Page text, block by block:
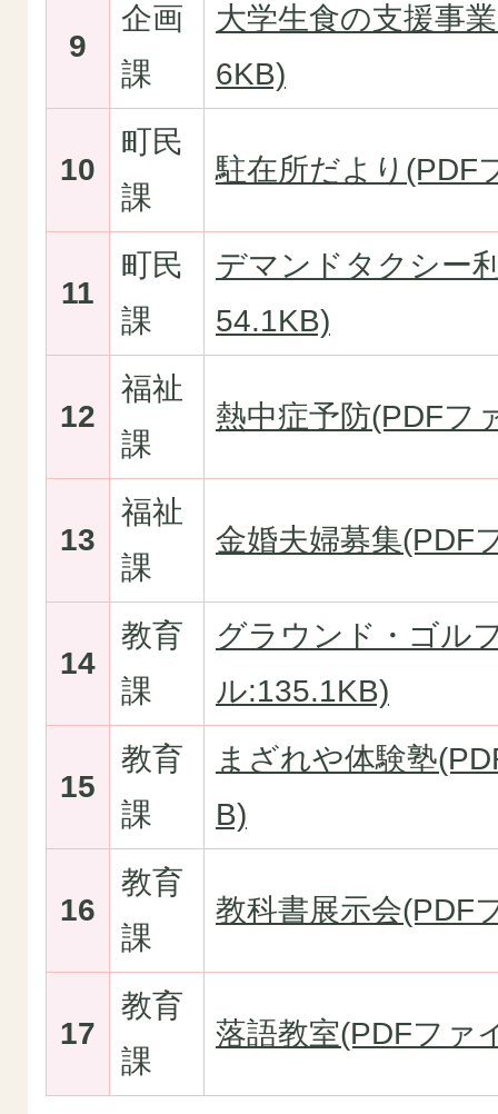
9
企画
課
大学生食の支援事
6KB)
10
町民
課
駐在所だより(PDF
11
町民
課
デマンドタクシー
54.1KB)
12
福祉
課
熱中症予防(PDFフ
13
福祉
課
金婚夫婦募集(PDF
14
教育
課
グラウンド・ゴル
ル:135.1KB)
15
教育
課
まざれや体験塾
B)
16
教育
課
教科書展示会(PDF
17
教育
課
落語教室(PDFファ